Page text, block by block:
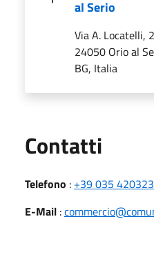
al Serio
Via A. Locatelli,
24050 Orio al
BG, Italia
Contatti
Telefono : +39 035
E-Mail :